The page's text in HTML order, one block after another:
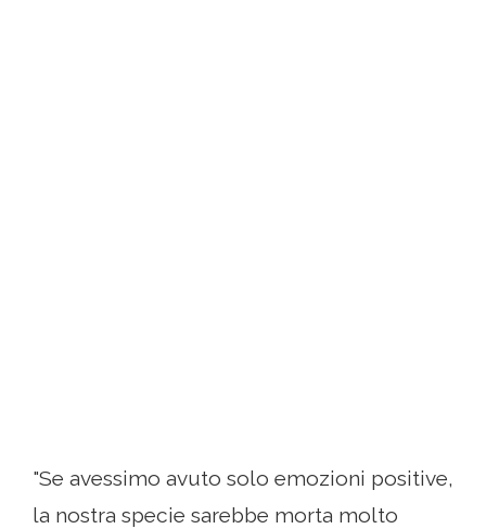
"Se avessimo avuto solo emozioni positive,
la nostra specie sarebbe morta molto